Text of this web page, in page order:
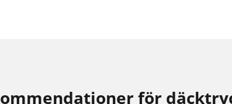
för